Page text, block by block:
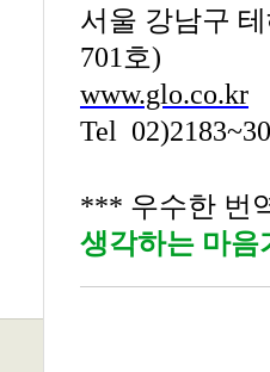
서울 강남구
701 호)
www.glo.co.kr
Tel
*** 우수한 번
생각하는 마음